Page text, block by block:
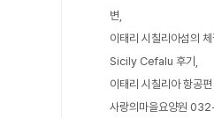
변
이태리 시칠리아섬의
Sicily Cefalu 후기
이태리 시칠리아 항공
사랑의마을요양원